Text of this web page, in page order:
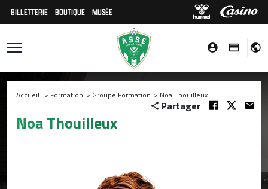
BILLETTERIE BOUTIQUE MUSÉE
Accueil > Formation > Groupe Formation > Noa Thouilleux
Partager
Noa Thouilleux